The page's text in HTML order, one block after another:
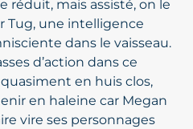
réduit, mais assisté, on le
Tug, une intelligence
dans le vaisseau.
d’action dans ce
en huis clos,
en haleine car Megan
vire ses personnages